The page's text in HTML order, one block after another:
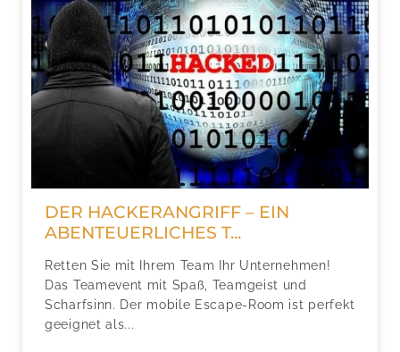
DER HACKERANGRIFF – EIN
ABENTEUERLICHES T...
Retten Sie mit Ihrem Team Ihr Unternehmen!
Das Teamevent mit Spaß, Teamgeist und
Scharfsinn. Der mobile Escape-Room ist perfekt
geeignet als...